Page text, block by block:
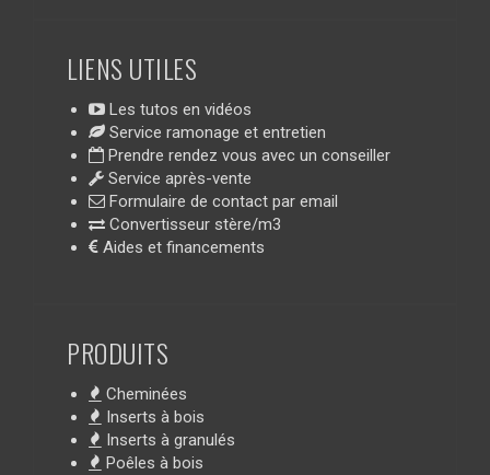
LIENS UTILES
Les tutos en vidéos
Service ramonage et entretien
Prendre rendez vous avec un conseiller
Service après-vente
Formulaire de contact par email
Convertisseur stère/m3
Aides et financements
PRODUITS
Cheminées
Inserts à bois
Inserts à granulés
Poêles à bois